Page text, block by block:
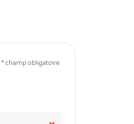
* champ obligatoire